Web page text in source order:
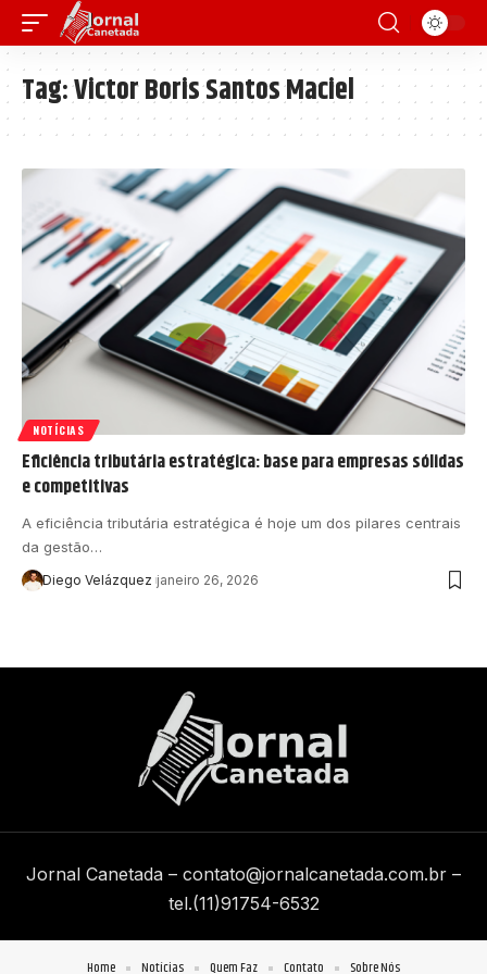
Tag:Victor Boris Santos Maciel
NOTÍCIAS
Eficiência tributária estratégica: base para empresas sólidas
e competitivas
A eficiência tributária estratégica é hoje um dos pilares centrais
da gestão…
Diego Velázquez janeiro 26, 2026
Jornal Canetada – contato@jornalcanetada.com.br –
tel.(11)91754-6532
Home Notícias Quem Faz Contato Sobre Nós